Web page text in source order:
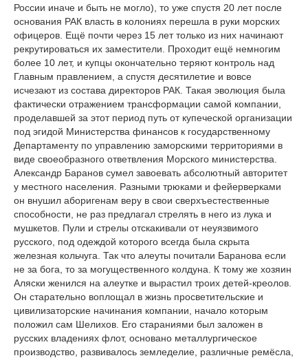
России иначе и быть не могло), то уже спустя 20 лет после
основания РАК власть в колониях перешла в руки морских
офицеров. Ещё почти через 15 лет только из них начинают
рекрутироваться их заместители. Проходит ещё немногим
более 10 лет, и купцы окончательно теряют контроль над
Главным правлением, а спустя десятилетие и вовсе
исчезают из состава директоров РАК. Такая эволюция была
фактически отражением трансформации самой компании,
проделавшей за этот период путь от купеческой организации
под эгидой Министерства финансов к государственному
Департаменту по управлению заморскими территориями в
виде своеобразного ответвления Морского министерства.
Александр Баранов сумел завоевать абсолютный авторитет
у местного населения. Разными трюками и фейерверками
он внушил аборигенам веру в свои сверхъестественные
способности, не раз предлагал стрелять в него из лука и
мушкетов. Пули и стрелы отскакивали от неуязвимого
русского, под одеждой которого всегда была скрыта
железная кольчуга. Так что алеуты почитали Баранова если
не за бога, то за могущественного колдуна. К тому же хозяин
Аляски женился на алеутке и вырастил троих детей-креолов.
Он старательно воплощал в жизнь просветительские и
цивилизаторские начинания компании, начало которым
положил сам Шелихов. Его стараниями был заложен в
русских владениях флот, основано металлургическое
производство, развивалось земледелие, различные ремёсла,